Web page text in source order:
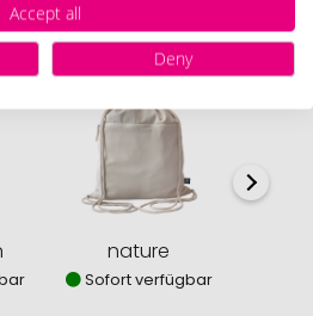
nature
Sofort verfügbar
Accept all
Deny